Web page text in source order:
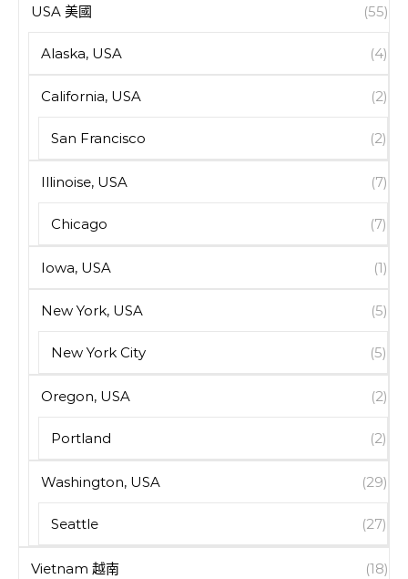
USA 美國 (55)
Alaska, USA (4)
California, USA (2)
San Francisco (2)
Illinoise, USA (7)
Chicago (7)
Iowa, USA (1)
New York, USA (5)
New York City (5)
Oregon, USA (2)
Portland (2)
Washington, USA (29)
Seattle (27)
Vietnam 越南 (18)